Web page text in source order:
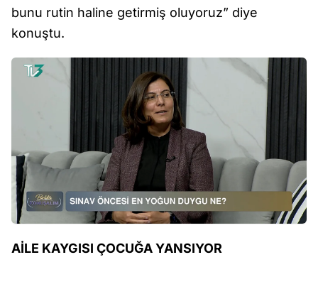
bunu rutin haline getirmiş oluyoruz” diye
konuştu.
AİLE KAYGISI ÇOCUĞA YANSIYOR